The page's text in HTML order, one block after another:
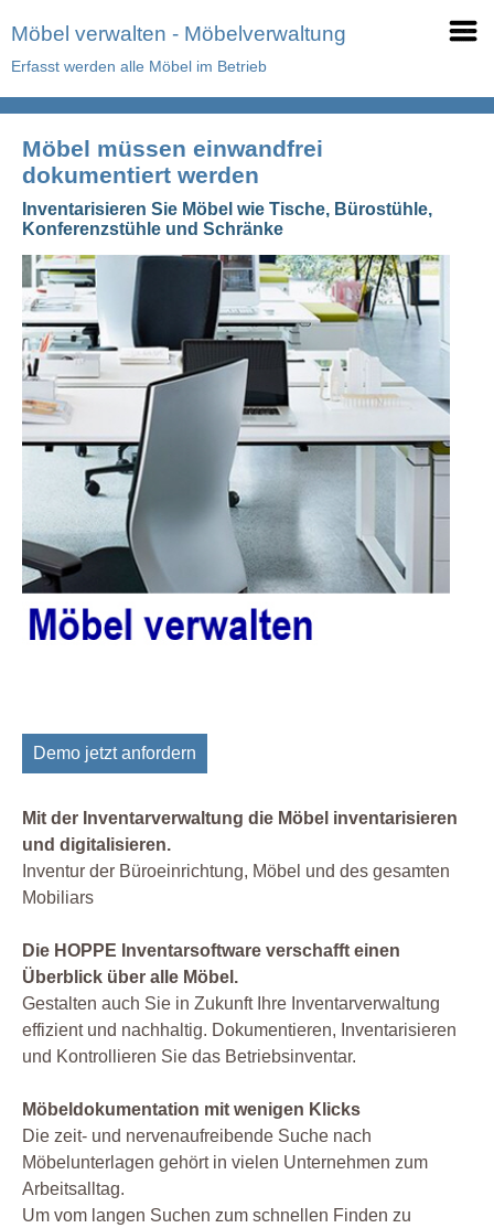
Möbel verwalten - Möbelverwaltung
Erfasst werden alle Möbel im Betrieb
Möbel müssen einwandfrei
dokumentiert werden
Inventarisieren Sie Möbel wie Tische, Bürostühle,
Konferenzstühle und Schränke
Demo jetzt anfordern
Mit der Inventarverwaltung die Möbel inventarisieren
und digitalisieren.
Inventur der Büroeinrichtung, Möbel und des gesamten
Mobiliars
Die HOPPE Inventarsoftware verschafft einen
Überblick über alle Möbel.
Gestalten auch Sie in Zukunft Ihre Inventarverwaltung
effizient und nachhaltig. Dokumentieren, Inventarisieren
und Kontrollieren Sie das Betriebsinventar.
Möbeldokumentation mit wenigen Klicks
Die zeit- und nervenaufreibende Suche nach
Möbelunterlagen gehört in vielen Unternehmen zum
Arbeitsalltag.
Um vom langen Suchen zum schnellen Finden zu